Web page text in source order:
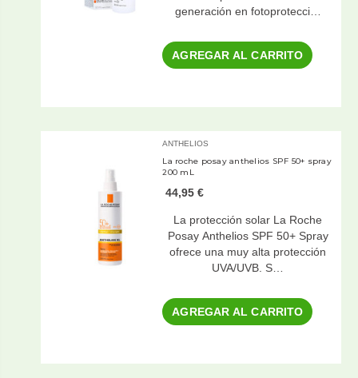
generación en fotoprotecci…
AGREGAR AL CARRITO
ANTHELIOS
La roche posay anthelios SPF 50+ spray
200 mL
44,95 €
La protección solar La Roche
Posay Anthelios SPF 50+ Spray
ofrece una muy alta protección
UVA/UVB. S…
AGREGAR AL CARRITO